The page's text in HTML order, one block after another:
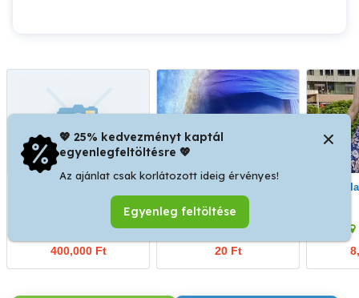
Lányt keresek!
400,000 Ft
egyszerre mix 4 kezes
masszas06205830559
IX. kerület
20 Ft
💖 25% kedvezményt kaptál
egyenlegfeltöltésre 💖
Az ajánlat csak korlátozott ideig érvényes!
Egyenleg feltöltése